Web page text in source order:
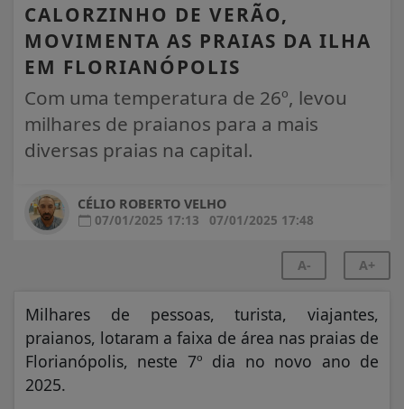
CALORZINHO DE VERÃO,
MOVIMENTA AS PRAIAS DA ILHA
EM FLORIANÓPOLIS
Com uma temperatura de 26º, levou
milhares de praianos para a mais
diversas praias na capital.
CÉLIO ROBERTO VELHO
07/01/2025 17:13
07/01/2025 17:48
A- A+
Milhares de pessoas, turista, viajantes,
praianos, lotaram a faixa de área nas praias de
Florianópolis, neste 7º dia no novo ano de
2025.